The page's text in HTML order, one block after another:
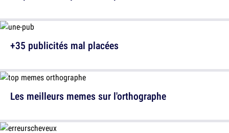
+35 publicités mal placées
Les meilleurs memes sur l'orthographe